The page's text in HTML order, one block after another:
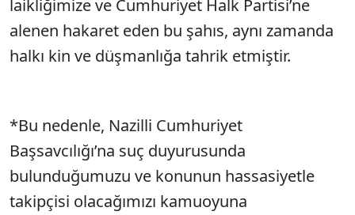
laikliğimize ve Cumhuriyet Halk Partisi’ne
alenen hakaret eden bu şahıs, aynı zamanda
halkı kin ve düşmanlığa tahrik etmiştir.
*Bu nedenle, Nazilli Cumhuriyet
Başsavcılığı’na suç duyurusunda
bulunduğumuzu ve konunun hassasiyetle
takipçisi olacağımızı kamuoyuna